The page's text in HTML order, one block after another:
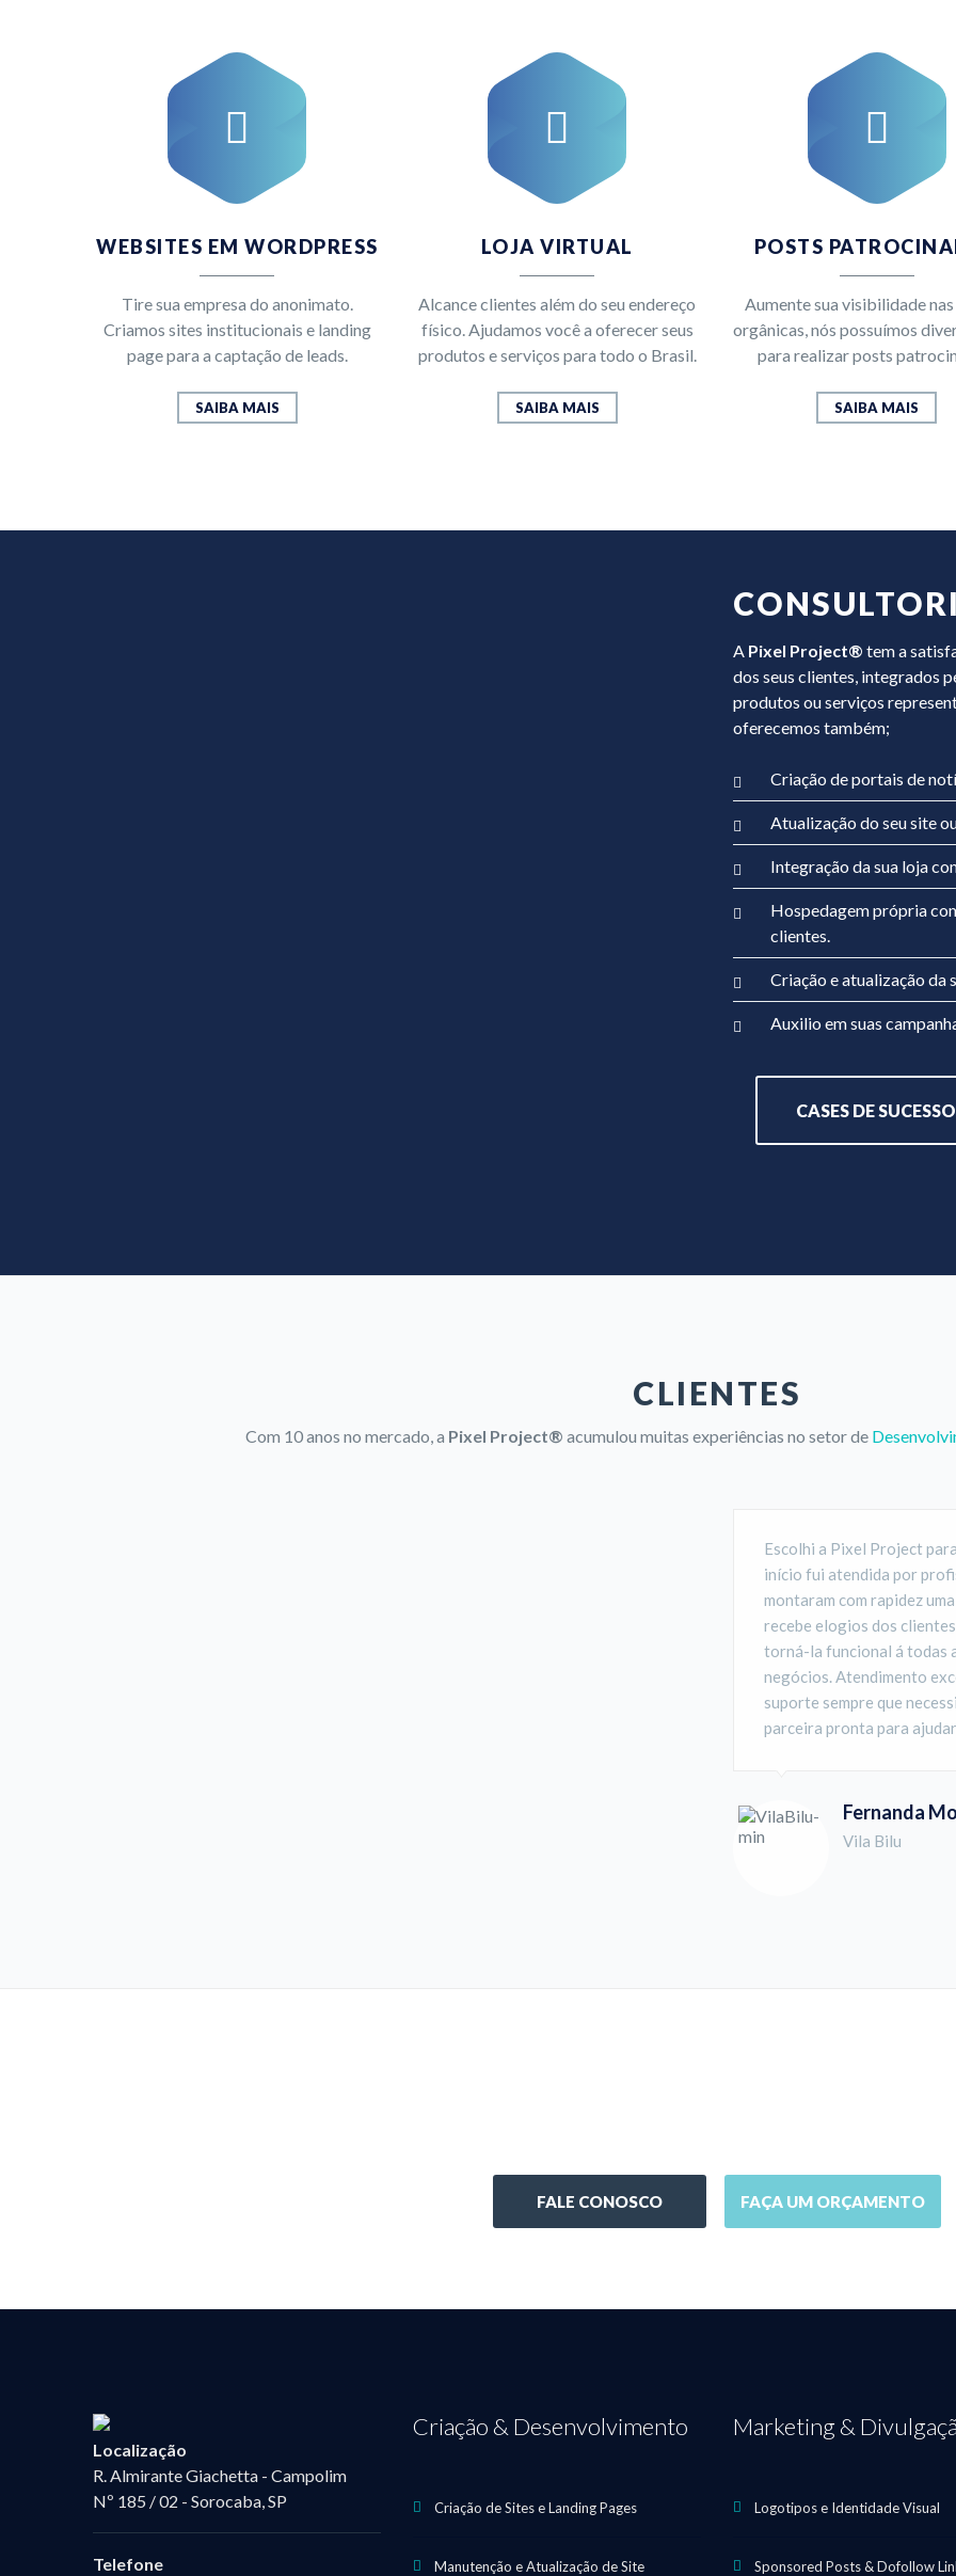
WEBSITES EM WORDPRESS
Tire sua empresa do anonimato.
Criamos sites institucionais e landing
page para a captação de leads.
SAIBA MAIS
LOJA VIRTUAL
Alcance clientes além do seu endereço
físico. Ajudamos você a oferecer seus
produtos e serviços para todo o Brasil.
SAIBA MAIS
POSTS
Aumente sua visibilidade
orgânicas, nós possuímos
para realizar posts
SAIBA MAIS
A Pixel Project® tem a
dos seus clientes, integrados
produtos ou serviços
oferecemos também;
Criação de portais de
Atualização do seu site
Integração da sua loja
Hospedagem própria
clientes.
Criação e atualização da
Auxilio em suas
CASES DE SUCESSO
CLIENTES
Com 10 anos no mercado, a Pixel Project® acumulou muitas experiências no setor de
Escolhi a Pixel Project
início fui atendida por
montaram com rapidez
recebe elogios dos
torná-la funcional á todas
negócios. Atendimento
suporte sempre que
parceira pronta para
Fernanda
Vila Bilu
FALE CONOSCO FAÇA UM ORÇAMENTO
Localização
R. Almirante Giachetta - Campolim
Nº 185 / 02 - Sorocaba, SP
Telefone
Criação & Desenvolvimento
Criação de Sites e Landing Pages
Manutenção e Atualização de Site
Marketing &
Logotipos e Identidade Visual
Sponsored Posts & Dofollow